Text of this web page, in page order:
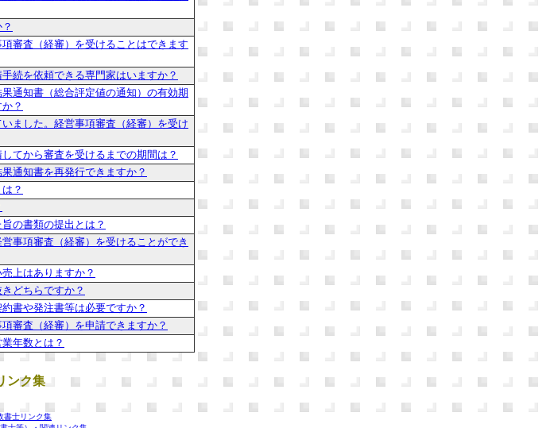
審査（経審）を受けることはできます
続を依頼できる専門家はいますか？
通知書（総合評定値の通知）の有効期
？
ました。経営事項審査（経審）を受け
てから審査を受けるまでの期間は？
通知書を再発行できますか？
？
の書類の提出とは？
事項審査（経審）を受けることができ
上はありますか？
どちらですか？
書や発注書等は必要ですか？
審査（経審）を申請できますか？
年数とは？
ンク集
書士リンク集